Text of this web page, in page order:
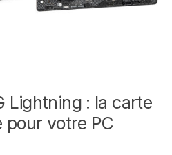
Lightning : la carte
pour votre PC